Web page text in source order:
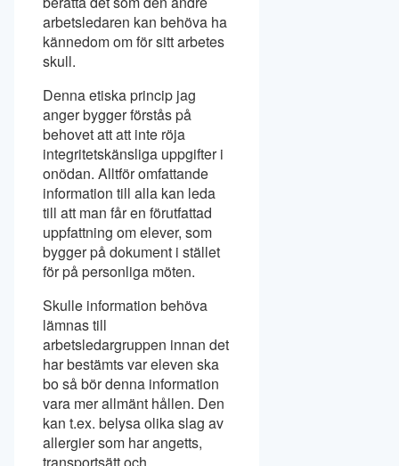
arbetsledaren kan behöva ha
kännedom om för sitt arbetes
skull.
Denna etiska princip jag
anger bygger förstås på
behovet att att inte röja
integritetskänsliga uppgifter i
onödan. Alltför omfattande
information till alla kan leda
till att man får en förutfattad
uppfattning om elever, som
bygger på dokument i stället
för på personliga möten.
Skulle information behöva
lämnas till
arbetsledargruppen innan det
har bestämts var eleven ska
bo så bör denna information
vara mer allmänt hållen. Den
kan t.ex. belysa olika slag av
allergier som har angetts,
transportsätt och